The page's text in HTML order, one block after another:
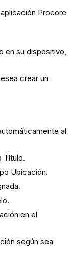
Procore
en su dispositivo,
crear un
al
Título.
Ubicación.
en el
según sea